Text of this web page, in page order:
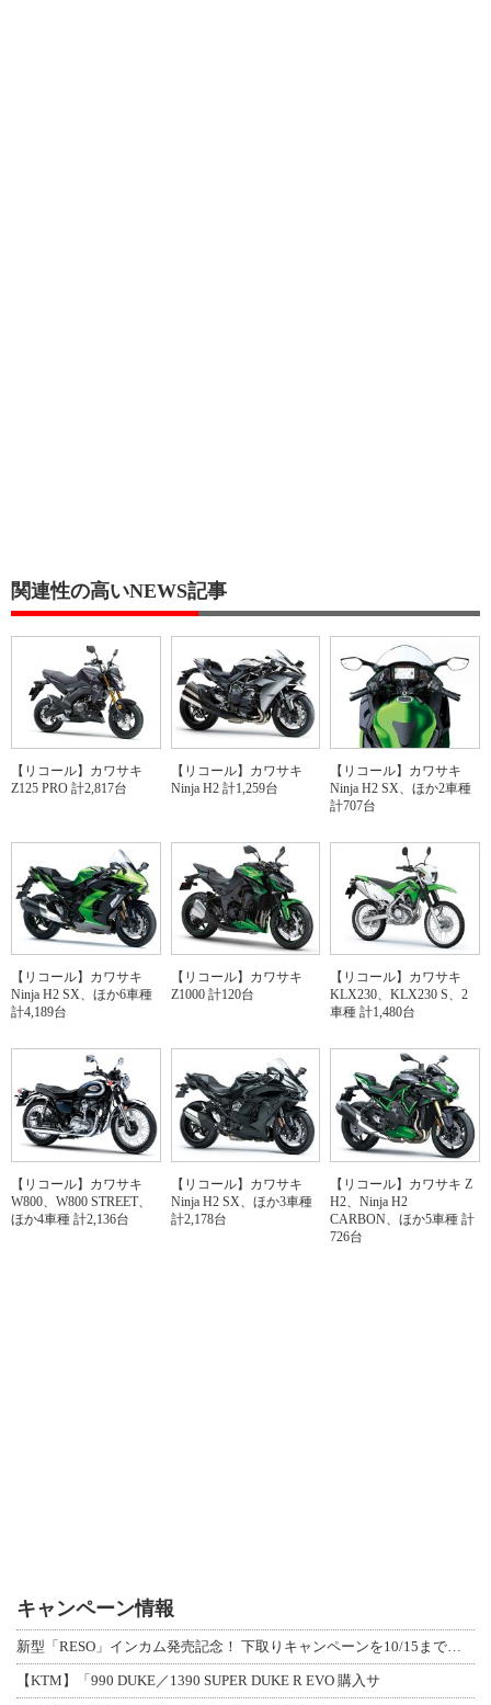
関連性の高いNEWS記事
【リコール】カワサキ
Z125 PRO 計2,817台
【リコール】カワサキ
Ninja H2 計1,259台
【リコール】カワサキ
Ninja H2 SX、ほか2車種
計707台
【リコール】カワサキ
Ninja H2 SX、ほか6車種
計4,189台
【リコール】カワサキ
Z1000 計120台
【リコール】カワサキ
KLX230、KLX230 S、2
車種 計1,480台
【リコール】カワサキ
W800、W800 STREET、
ほか4車種 計2,136台
【リコール】カワサキ
Ninja H2 SX、ほか3車種
計2,178台
【リコール】カワサキ Z
H2、Ninja H2
CARBON、ほか5車種 計
726台
キャンペーン情報
【KTM】「990 DUKE／1390 SUPER DUKE R EVO 購入サ